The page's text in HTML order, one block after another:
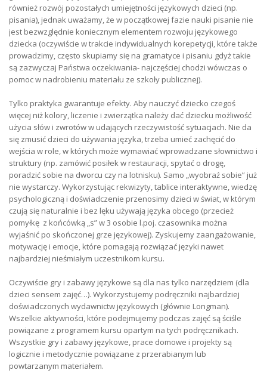
również rozwój pozostałych umiejętności językowych dzieci (np.
pisania), jednak uważamy, że w początkowej fazie nauki pisanie nie
jest bezwzględnie koniecznym elementem rozwoju językowego
dziecka (oczywiście w trakcie indywidualnych korepetycji, które także
prowadzimy, często skupiamy się na gramatyce i pisaniu gdyż takie
są zazwyczaj Państwa oczekiwania- najczęściej chodzi wówczas o
pomoc w nadrobieniu materiału ze szkoły publicznej).
Tylko praktyka gwarantuje efekty. Aby nauczyć dziecko czegoś
więcej niż kolory, liczenie i zwierzątka należy dać dziecku możliwość
użycia słów i zwrotów w udających rzeczywistość sytuacjach. Nie da
się zmusić dzieci do używania języka, trzeba umieć zachęcić do
wejścia w role, w których może wymawiać wprowadzane słownictwo i
struktury (np. zamówić posiłek w restauracji, spytać o drogę,
poradzić sobie na dworcu czy na lotnisku). Samo „wyobraź sobie” już
nie wystarczy. Wykorzystując rekwizyty, tablice interaktywne, wiedzę
psychologiczną i doświadczenie przenosimy dzieci w świat, w którym
czują się naturalnie i bez lęku używają języka obcego (przecież
pomyłkę z końcówką „s” w 3 osobie l.poj. czasownika można
wyjaśnić po skończonej grze językowej). Zyskujemy zaangażowanie,
motywację i emocje, które pomagają rozwiązać języki nawet
najbardziej nieśmiałym uczestnikom kursu.
Oczywiście gry i zabawy językowe są dla nas tylko narzędziem (dla
dzieci sensem zajęć…). Wykorzystujemy podręczniki najbardziej
doświadczonych wydawnictw językowych (głównie Longman).
Wszelkie aktywności, które podejmujemy podczas zajęć są ściśle
powiązane z programem kursu opartym na tych podręcznikach.
Wszystkie gry i zabawy językowe, prace domowe i projekty są
logicznie i metodycznie powiązane z przerabianym lub
powtarzanym materiałem.